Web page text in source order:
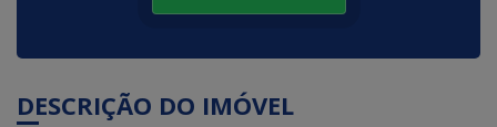
DESCRIÇÃO DO IMÓVEL